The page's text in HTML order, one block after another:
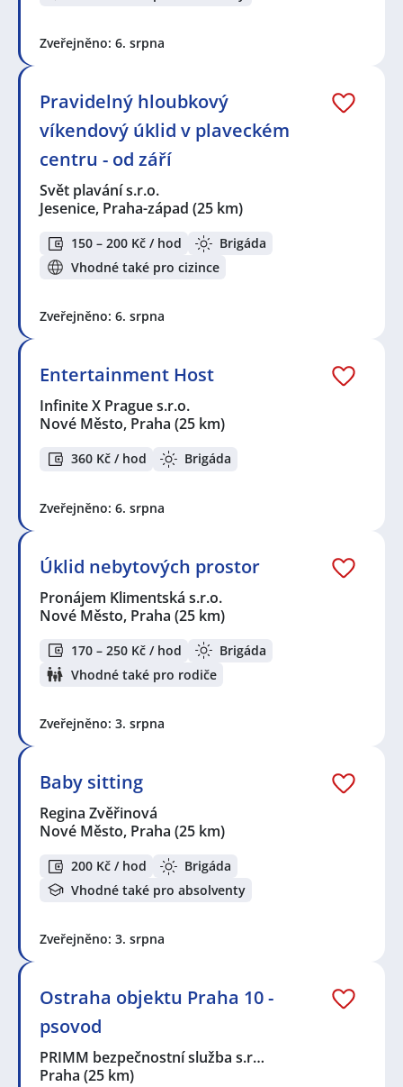
Zveřejněno: 6. srpna
Pravidelný hloubkový
víkendový úklid v plaveckém
centru - od září
Svět plavání s.r.o.
Jesenice, Praha-západ (25 km)
150 – 200 Kč / hod
Brigáda
Vhodné také pro cizince
Zveřejněno: 6. srpna
Entertainment Host
Infinite X Prague s.r.o.
Nové Město, Praha (25 km)
360 Kč / hod Brigáda
Zveřejněno: 6. srpna
Úklid nebytových prostor
Pronájem Klimentská s.r.o.
Nové Město, Praha (25 km)
170 – 250 Kč / hod
Brigáda
Vhodné také pro rodiče
Zveřejněno: 3. srpna
Baby sitting
Regina Zvěřinová
Nové Město, Praha (25 km)
200 Kč / hod
Brigáda
Vhodné také pro absolventy
Zveřejněno: 3. srpna
Ostraha objektu Praha 10 -
psovod
PRIMM bezpečnostní služba s.r…
Praha (25 km)